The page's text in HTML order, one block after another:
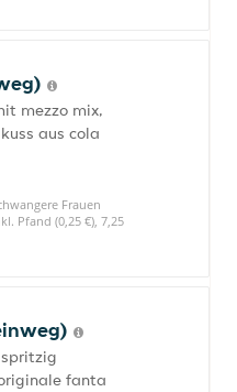
mezzo mix,
aus cola
Frauen
Pfand (0,25 €), 7,25
fanta